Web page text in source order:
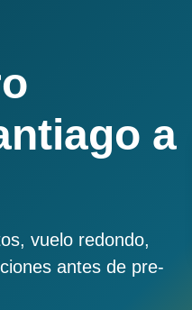
a
vuelo redondo,
antes de pre-